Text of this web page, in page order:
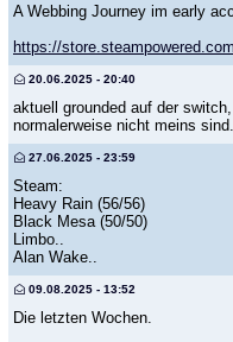
A Webbing Journey im early
https://
20.06.2025 - 20:40
aktuell grounded auf der
normalerweise nicht meins sind.
27.06.2025 - 23:59
Steam:
Heavy Rain (56/56)
Black Mesa (50/50)
Limbo..
Alan Wake..
09.08.2025 - 13:52
Die letzten Wochen.